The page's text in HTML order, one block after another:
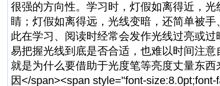
很强的方向性。学习时，灯假如离得近，
睛；灯假如离得远，光线变暗，还简单被
此在学习、阅读时经常会发作光线过亮或
易把握光线到底是否合适，也难以时间注
就是为什么要借助于光度笔等亮度丈量东
因</span><span style="font-